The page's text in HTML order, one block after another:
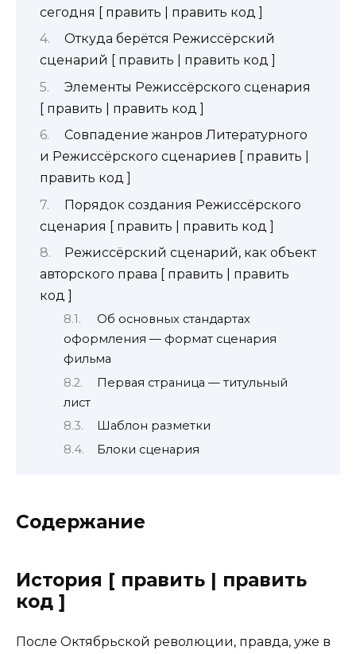
сегодня [ править | править код ]
Откуда берётся Режиссёрский
сценарий [ править | править код ]
Элементы Режиссёрского сценария
[ править | править код ]
Совпадение жанров Литературного
и Режиссёрского сценариев [ править |
править код ]
Порядок создания Режиссёрского
сценария [ править | править код ]
Режиссёрский сценарий, как объект
авторского права [ править | править
код ]
Об основных стандартах
оформления — формат сценария
фильма
Первая страница — титульный
лист
Шаблон разметки
Блоки сценария
Содержание
История [ править | править
код ]
После Октябрьской революции, правда, уже в